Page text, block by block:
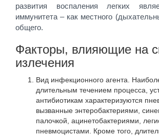
развития воспаления легких
иммунитета – как местного
общего.
Факторы, влияющие на
излечения
Вид инфекционного агента.
длительным течением процесса,
антибиотикам характеризуются
вызванные энтеробактериями,
палочкой, ацинетобактериями,
пневмоцистами. Кроме того,